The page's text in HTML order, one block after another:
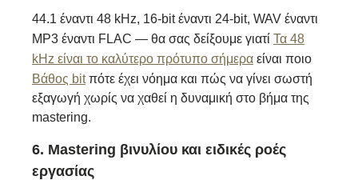
44.1 έναντι 48 kHz, 16-bit έναντι 24-bit, WAV έναντι
MP3 έναντι FLAC — θα σας δείξουμε γιατί Τα 48
kHz είναι το καλύτερο πρότυπο σήμερα είναι ποιο
Βάθος bitπότε έχει νόημα και πώς να γίνει σωστή
εξαγωγή χωρίς να χαθεί η δυναμική στο βήμα της
mastering.
6. Mastering βινυλίου και ειδικές ροές
εργασίας